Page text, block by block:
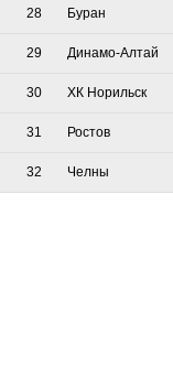
28 Буран
29 Динамо-Алтай
30 ХК Норильск
31 Ростов
32 Челны